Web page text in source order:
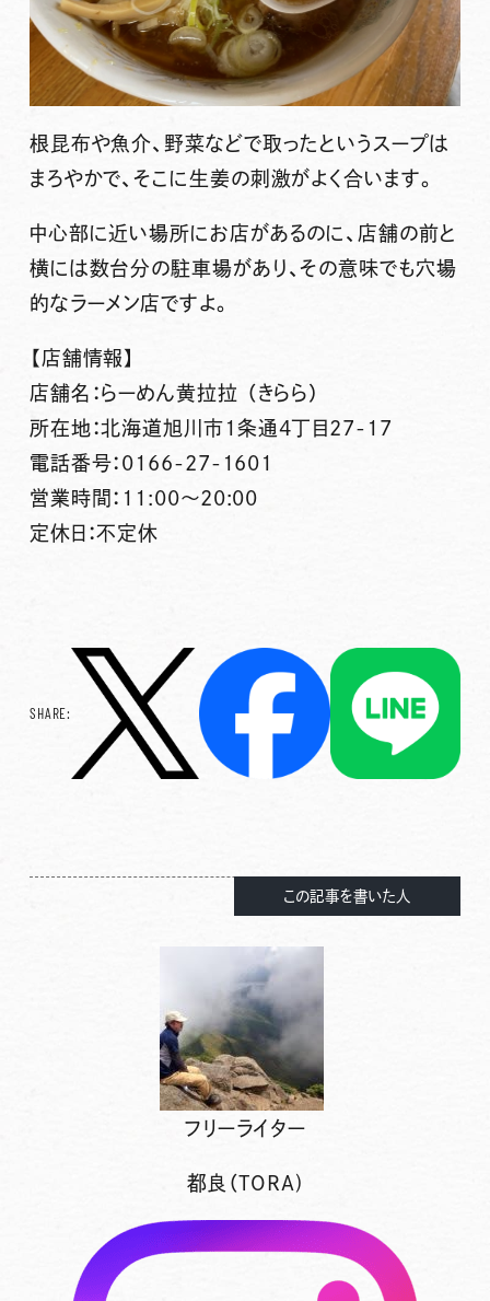
根昆布や魚介、野菜などで取ったというスープは
まろやかで、そこに生姜の刺激がよく合います。
中心部に近い場所にお店があるのに、店舗の前と
横には数台分の駐車場があり、その意味でも穴場
的なラーメン店ですよ。
【店舗情報】
店舗名：らーめん黄拉拉 （きらら）
所在地：北海道旭川市1条通4丁目27-17
電話番号：0166-27-1601
営業時間：11:00～20:00
定休日：不定休
SHARE:
この記事を書いた人
フリーライター
都良（TORA)